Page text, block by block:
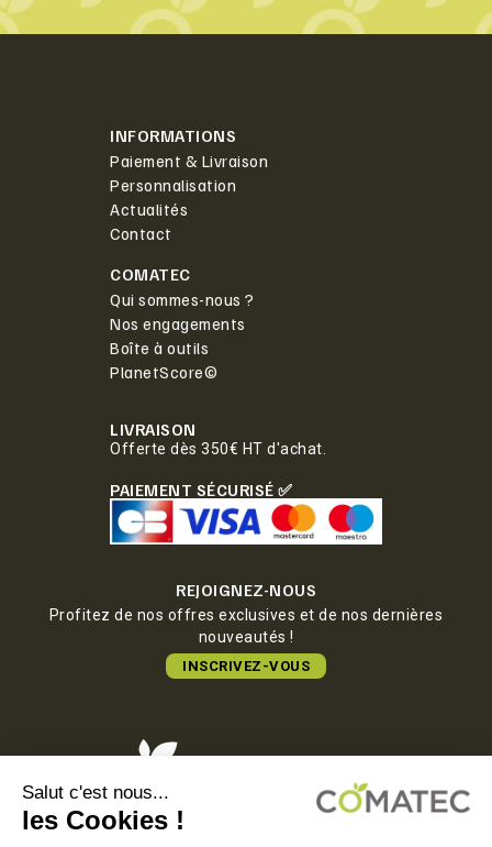
INFORMATIONS
Paiement & Livraison
Personnalisation
Actualités
Contact
COMATEC
Qui sommes-nous ?
Nos engagements
Boîte à outils
PlanetScore©
LIVRAISON
Offerte dès 350€ HT d'achat.
PAIEMENT SÉCURISÉ ✅
REJOIGNEZ-NOUS
Profitez de nos offres exclusives et de nos dernières
nouveautés !
INSCRIVEZ-VOUS